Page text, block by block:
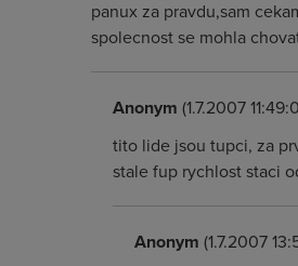
panux za pravdu,sam
spolecnost se mohla
Anonym (1.7.2007
tito lide jsou tupci, za
stale fup rychlost staci
Anonym (1.7.2007